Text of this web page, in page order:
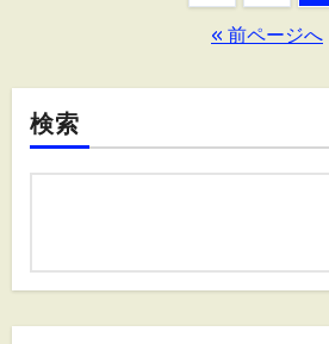
の
ペ
ー
送
り
« 前ページへ
検索